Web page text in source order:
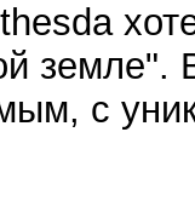
земле".
с